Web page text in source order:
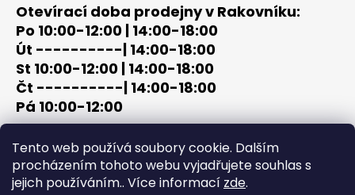
Tento web používá soubory cookie. Dalším
procházením tohoto webu vyjadřujete souhlas s
jejich používáním.. Více informací zde.
Otevírací doba prodejny v Rakovníku:
Po 10:00-12:00 | 14:00-18:00
Út ----------| 14:00-18:00
St 10:00-12:00 | 14:00-18:00
Čt ----------| 14:00-18:00
Pá 10:00-12:00
tel: +420 603 320 859
email: terc-zbrane@seznam.cz